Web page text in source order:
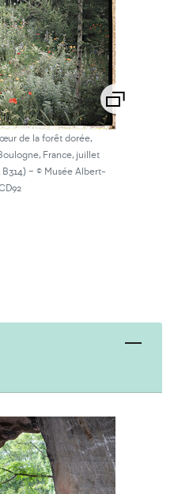
de la forêt dorée,
France, juillet
- © Musée Albert-